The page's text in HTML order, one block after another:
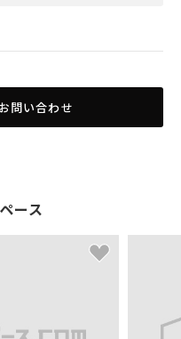
問い合わせ
ース